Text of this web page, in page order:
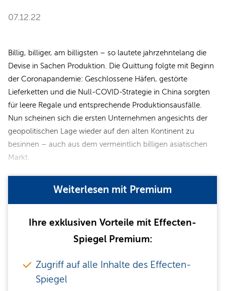
07.12.22
Billig, billiger, am billigsten – so lautete jahrzehntelang die
Devise in Sachen Produktion. Die Quittung folgte mit Beginn
der Coronapandemie: Geschlossene Häfen, gestörte
Lieferketten und die Null-COVID-Strategie in China sorgten
für leere Regale und entsprechende Produktionsausfälle.
Nun scheinen sich die ersten Unternehmen angesichts der
geopolitischen Lage wieder auf den alten Kontinent zu
besinnen – auch aus dem vermeintlich billigen asiatischen
Markt.
Weiterlesen mit Premium
Ihre exklusiven Vorteile mit Effecten-
Spiegel Premium:
Zugriff auf alle Inhalte des Effecten-
Spiegel